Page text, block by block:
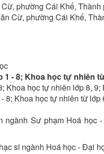
phường Cái Khế, Thành
Cừ, phường Cái Khế,
1 - 8; Khoa học tự nhiên
Khoa học tự nhiên lớp 8,
8; Khoa học tự nhiên từ
ngành Sư phạm Hoá học
sĩ ngành Hoá học - Đại